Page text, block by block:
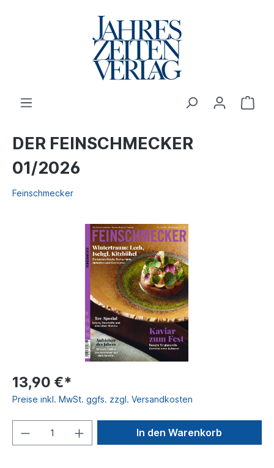
DER FEINSCHMECKER
01/2026
Feinschmecker
13,90 €*
Preise inkl. MwSt. ggfs. zzgl. Versandkosten
In den Warenkorb